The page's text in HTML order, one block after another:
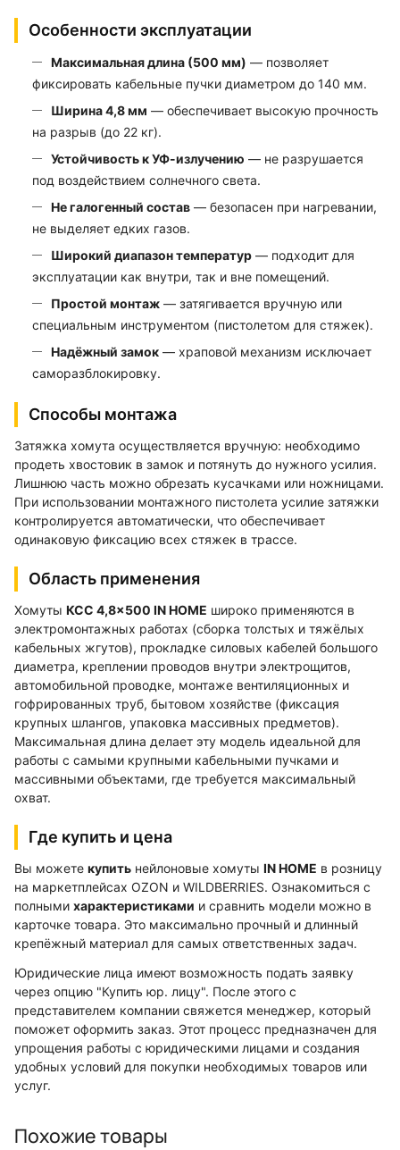
Особенности эксплуатации
Максимальная длина (500 мм) — позволяет
фиксировать кабельные пучки диаметром до 140 мм.
Ширина 4,8 мм — обеспечивает высокую прочность
на разрыв (до 22 кг).
Устойчивость к УФ-излучению — не разрушается
под воздействием солнечного света.
Не галогенный состав — безопасен при нагревании,
не выделяет едких газов.
Широкий диапазон температур — подходит для
эксплуатации как внутри, так и вне помещений.
Простой монтаж — затягивается вручную или
специальным инструментом (пистолетом для стяжек).
Надёжный замок — храповой механизм исключает
саморазблокировку.
Способы монтажа
Затяжка хомута осуществляется вручную: необходимо
продеть хвостовик в замок и потянуть до нужного усилия.
Лишнюю часть можно обрезать кусачками или ножницами.
При использовании монтажного пистолета усилие затяжки
контролируется автоматически, что обеспечивает
одинаковую фиксацию всех стяжек в трассе.
Область применения
Хомуты КСС 4,8×500 IN HOME широко применяются в
электромонтажных работах (сборка толстых и тяжёлых
кабельных жгутов), прокладке силовых кабелей большого
диаметра, креплении проводов внутри электрощитов,
автомобильной проводке, монтаже вентиляционных и
гофрированных труб, бытовом хозяйстве (фиксация
крупных шлангов, упаковка массивных предметов).
Максимальная длина делает эту модель идеальной для
работы с самыми крупными кабельными пучками и
массивными объектами, где требуется максимальный
охват.
Где купить и цена
Вы можете купить нейлоновые хомуты IN HOME в розницу
на маркетплейсах OZON и WILDBERRIES. Ознакомиться с
полными характеристиками и сравнить модели можно в
карточке товара. Это максимально прочный и длинный
крепёжный материал для самых ответственных задач.
Юридические лица имеют возможность подать заявку
через опцию "Купить юр. лицу". После этого с
представителем компании свяжется менеджер, который
поможет оформить заказ. Этот процесс предназначен для
упрощения работы с юридическими лицами и создания
удобных условий для покупки необходимых товаров или
услуг.
Похожие товары